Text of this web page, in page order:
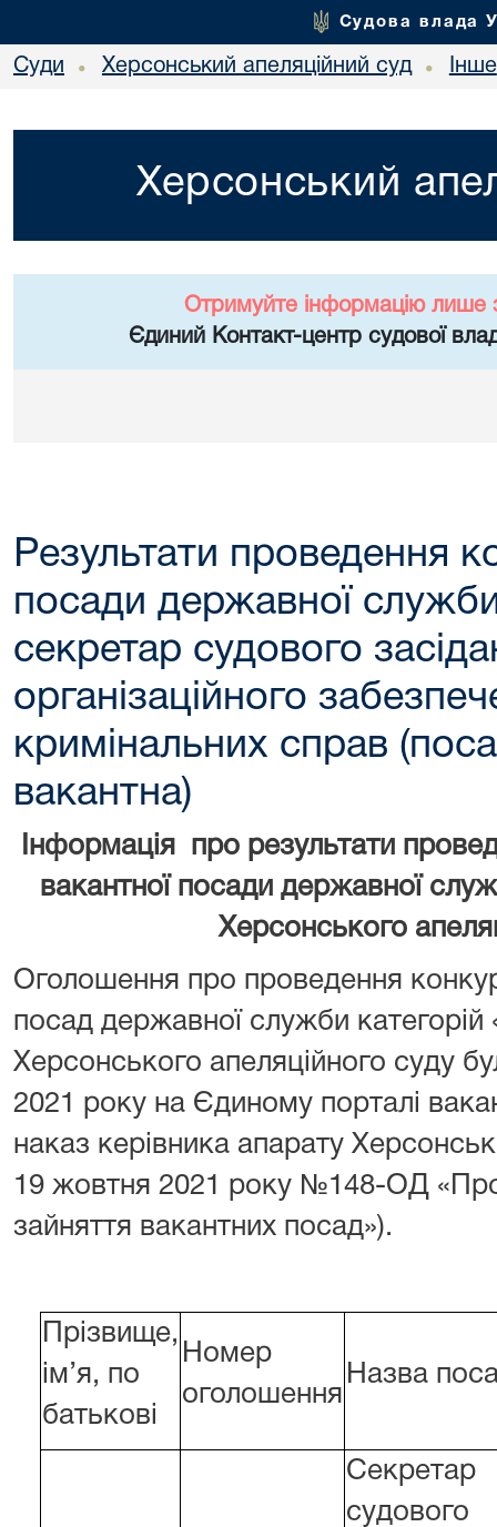
Судова влада
Суди • Херсонський апеляційний суд • Інше
Херсонський
Отримуйте інформацію лише
Єдиний Контакт-центр судової
Результати проведення
посади державної служби
секретар судового
організаційного
кримінальних справ
вакантна)
Інформація про результати
вакантної посади державної
Херсонського
Оголошення про проведення
посад державної служби
Херсонського апеляційного суду
2021 року на Єдиному порталі
наказ керівника апарату
19 жовтня 2021 року №148-ОД
зайняття вакантних посад»).
Прізвище,
ім’я, по
батькові
Номер
оголошення
Назва
Секретар
судового